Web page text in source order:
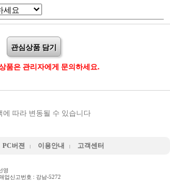
관심상품 담기
품은 관리자에게 문의하세요.
따라 변동될 수 있습니다
PC버젼 이용안내 고객센터
영
업신고번호 : 강남-5272